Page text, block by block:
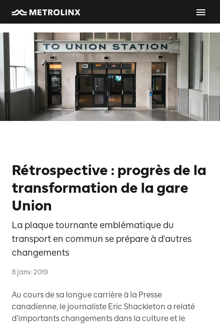
Rétrospective : progrès de la
transformation de la gare
Union
La plaque tournante emblématique du
transport en commun se prépare à d'autres
changements
8 janv. 2019
Au cours de sa longue carrière à la Presse
canadienne, le journaliste Eric Shackleton a relaté
d’importants changements dans la culture et le